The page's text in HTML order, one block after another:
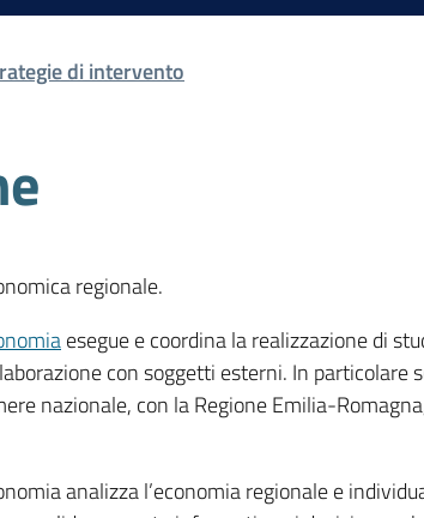
di intervento
regionale.
esegue e coordina la realizzazione di
con soggetti esterni. In
nazionale, con la Regione Emilia-
analizza l’economia regionale e